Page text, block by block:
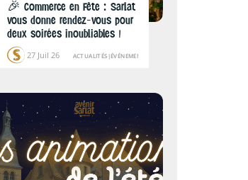
🎉 Commerce en Fête : Sarlat
vous donne rendez-vous pour
deux soirées inoubliables !
27 Juil 26 ACTUALITÉS |ÉVÉNEMENTS